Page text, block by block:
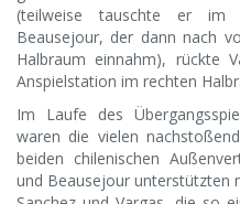
(teilweise tauschte er im
Beausejour, der dann nach
Halbraum einnahm), rückte
Anspielstation im rechten
Im Laufe des
waren die vielen
beiden chilenischen
und Beausejour unterstützten